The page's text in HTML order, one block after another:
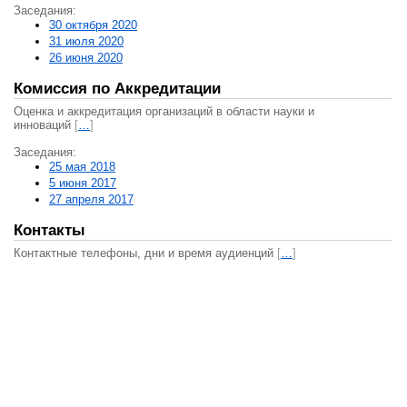
Заседания:
30 октября 2020
31 июля 2020
26 июня 2020
Комиссия по Аккредитации
Оценка и аккредитация организаций в области науки и
инноваций […]
Заседания:
25 мая 2018
5 июня 2017
27 апреля 2017
Контакты
Контактные телефоны, дни и время аудиенций […]